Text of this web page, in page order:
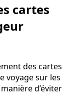
cartes
des cartes
voyage sur les
d’éviter